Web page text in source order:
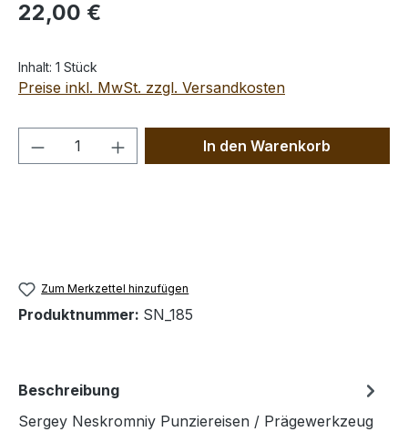
Regulärer Preis:
22,00 €
Inhalt: 1 Stück
Preise inkl. MwSt. zzgl. Versandkosten
Produkt Anzahl: Gib denIn den Warenkorb
Zum Merkzettel hinzufügen
Produktnummer: SN_185
Beschreibung
Sergey Neskromniy Punziereisen / Prägewerkzeug